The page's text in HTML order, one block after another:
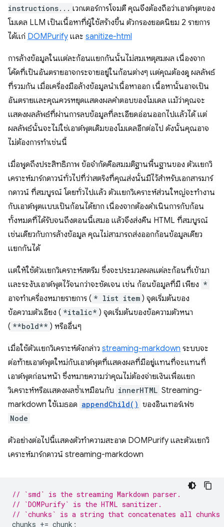
instructions... เวกเตอร์การโจมตี คุณจึงต้องถือว่าเอาต์พุตของ
โมเดล LLM เป็นเนื้อหาที่ผู้ใช้สร้างขึ้น ตัวกรองยอดนิยม 2 รายการ
ได้แก่ DOMPurify และ sanitize-html
การล้างข้อมูลในแต่ละก้อนแยกกันนั้นไม่สมเหตุสมผล เนื่องจาก
โค้ดที่เป็นอันตรายอาจกระจายอยู่ในก้อนต่างๆ แต่คุณต้องดู ผลลัพธ์
ที่รวมกัน เมื่อเครื่องมือล้างข้อมูลนำเนื้อหาออก เนื้อหานั้นอาจเป็น
อันตรายและคุณควรหยุดแสดงผลคำตอบของโมเดล แม้ว่าคุณจะ
แสดงผลลัพธ์ที่ผ่านการลบข้อมูลที่ละเอียดอ่อนออกไปแล้วได้ แต่
ผลลัพธ์นั้นจะไม่ใช่เอาต์พุตเดิมของโมเดลอีกต่อไป ดังนั้นคุณอาจ
ไม่ต้องการทำเช่นนี้
เมื่อพูดถึงประสิทธิภาพ ข้อจำกัดคือสมมติฐานพื้นฐานของ ตัวแยกวิ
เคราะห์มาร์กดาวน์ทั่วไปที่ว่าสตริงที่คุณส่งนั้นมีไว้สำหรับเอกสารมาร์
กดาวน์ ที่สมบูรณ์ โดยทั่วไปแล้ว ตัวแยกวิเคราะห์ส่วนใหญ่จะทำงาน
กับเอาต์พุตแบบเป็นก้อนได้ยาก เนื่องจากต้องดำเนินการกับก้อน
ทั้งหมดที่ได้รับจนถึงตอนนี้เสมอ แล้วจึงส่งคืน HTML ที่สมบูรณ์
เช่นเดียวกับการล้างข้อมูล คุณไม่สามารถส่งออกก้อนข้อมูลเดียว
แยกกันได้
แต่ให้ใช้ตัวแยกวิเคราะห์สตรีม ซึ่งจะประมวลผลแต่ละก้อนที่เข้ามา
และระงับเอาต์พุตไว้จนกว่าจะชัดเจน เช่น ก้อนข้อมูลที่มี เพียง *
อาจทำเครื่องหมายรายการ ( * list item ) จุดเริ่มต้นของ
ข้อความตัวเอียง ( *italic* ) จุดเริ่มต้นของข้อความตัวหนา
( **bold** ) หรืออื่นๆ
เมื่อใช้ตัวแยกวิเคราะห์ดังกล่าว streaming-markdown ระบบจะ
ต่อท้ายเอาต์พุตใหม่กับเอาต์พุตที่แสดงผลที่มีอยู่แทนที่จะแทนที่
เอาต์พุตก่อนหน้า ซึ่งหมายความว่าคุณไม่ต้องจ่ายเงินเพื่อแยก
วิเคราะห์หรือแสดงผลซ้ำเหมือนกับ innerHTML Streaming-
markdown ใช้เมธอด appendChild() ของอินเทอร์เฟซ
Node
ตัวอย่างต่อไปนี้แสดงตัวทำความสะอาด DOMPurify และตัวแยกวิ
เคราะห์มาร์กดาวน์ streaming-markdown
// `smd` is the streaming Markdown parser.
// `DOMPurify` is the HTML sanitizer.
// `chunks` is a string that concatenates all
chunks += chunk ;